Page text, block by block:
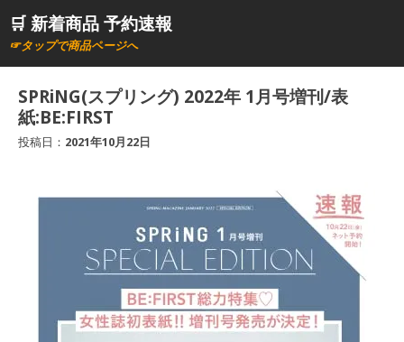
ン🛒 新着商品 予約速報
☞タップで商品ページへ
SPRiNG(スプリング) 2022年 1月号増刊/表
紙:BE:FIRST
投稿日： 2021年10月22日